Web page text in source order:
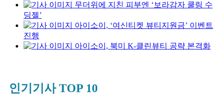
무더위에 지친 피부엔 ‘보라감자 쿨링 수
딩젤’
아이소이, ‘여신티켓 뷰티지원금’ 이벤트
진행
아이소이, 북미 K-클린뷰티 공략 본격화
인기기사 TOP 10